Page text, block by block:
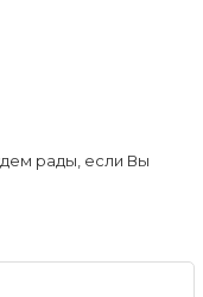
рады, если Вы